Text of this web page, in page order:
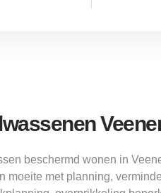
beschermd wonen in
moeite met planning,